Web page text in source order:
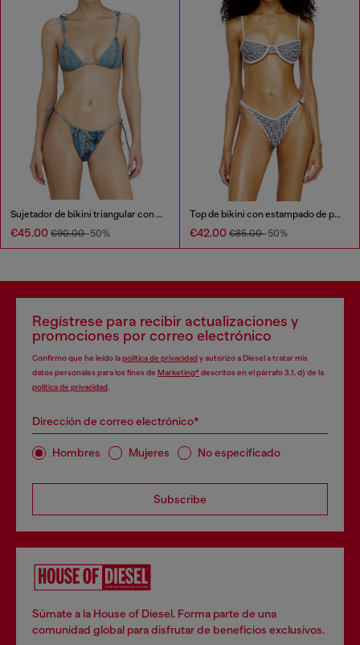
Sujetador de bikini triangular con trampantojo de denim
€45.00 €90.00-50%
Top de bikini con estampado de pata de gallo
€42.00 €85.00-50%
Regístrese para recibir actualizaciones y
promociones por correo electrónico
Confirmo que he leído lapolítica de privacidady autorizo a Diesel a tratar mis
datos personales para los fines de Marketing*descritos en el párrafo 3.1, d) de la
política de privacidad
Dirección de correo electrónico*
Hombres Mujeres No especificado
Subscribe
Súmate a la House of Diesel. Forma parte de una
comunidad global para disfrutar de beneficios exclusivos.